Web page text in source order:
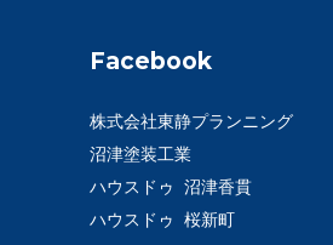
Facebook
株式会社東静プランニング
沼津塗装工業
ハウスドゥ 沼津香貫
ハウスドゥ 桜新町